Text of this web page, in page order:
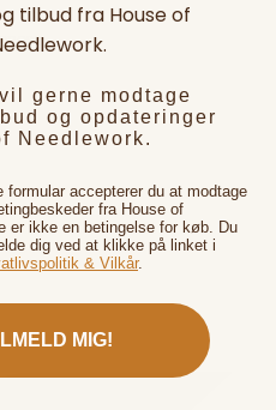
tilbud fra House of
gerne modtage
og opdateringer
Needlework.
formular accepterer du at modtage
fra House of
er ikke en betingelse for køb. Du
dig ved at klikke på linket i
& Vilkår.
MIG!